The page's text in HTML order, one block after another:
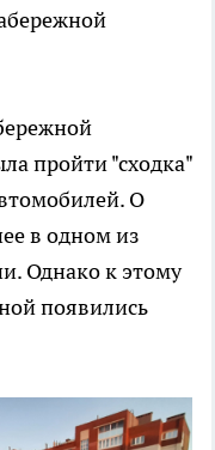
пройти "сходка"
О
в одном из
Однако к этому
появились